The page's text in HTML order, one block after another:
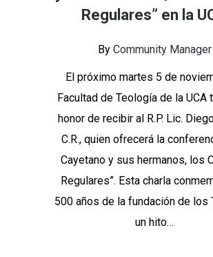
Regulares” en la
By Community Manager
El próximo martes 5 de
Facultad de Teología de la UCA
honor de recibir al R.P. Lic.
C.R., quien ofrecerá la
Cayetano y sus hermanos, los
Regulares”. Esta charla
500 años de la fundación de los
un hito…